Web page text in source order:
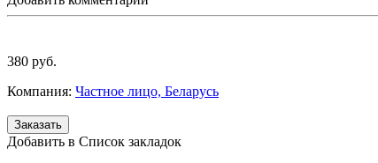
380 руб.
Компания: Частное лицо, Беларусь
Добавить в Список закладок